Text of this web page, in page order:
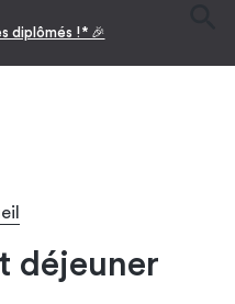
diplômés !* 🎉
déjeuner